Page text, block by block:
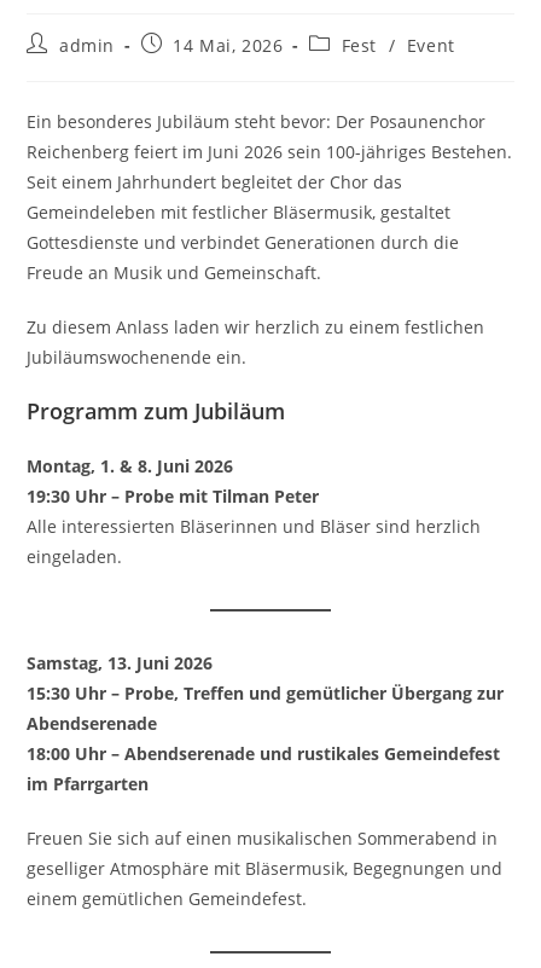
Beitrags-
admin
Beitrag14 Mai, 2026
Beitrags-
Fest / Event
Ein besonderes Jubiläum steht bevor: Der Posaunenchor
Reichenberg feiert im Juni 2026 sein 100-jähriges Bestehen.
Seit einem Jahrhundert begleitet der Chor das
Gemeindeleben mit festlicher Bläsermusik, gestaltet
Gottesdienste und verbindet Generationen durch die
Freude an Musik und Gemeinschaft.
Zu diesem Anlass laden wir herzlich zu einem festlichen
Jubiläumswochenende ein.
Programm zum Jubiläum
Montag, 1. & 8. Juni 2026
19:30 Uhr – Probe mit Tilman Peter
Alle interessierten Bläserinnen und Bläser sind herzlich
eingeladen.
Samstag, 13. Juni 2026
15:30 Uhr – Probe, Treffen und gemütlicher Übergang zur
Abendserenade
18:00 Uhr – Abendserenade und rustikales Gemeindefest
im Pfarrgarten
Freuen Sie sich auf einen musikalischen Sommerabend in
geselliger Atmosphäre mit Bläsermusik, Begegnungen und
einem gemütlichen Gemeindefest.